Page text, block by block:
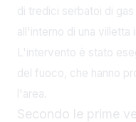
di tredici serbatoi di
all'interno di una villetta
L'intervento è stato
del fuoco, che hanno
l'area.
Secondo le prime